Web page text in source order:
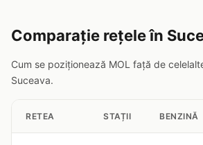
Comparație rețele în
Cum se poziționează MOL față de
Suceava.
RETEA STAȚII BENZINĂ